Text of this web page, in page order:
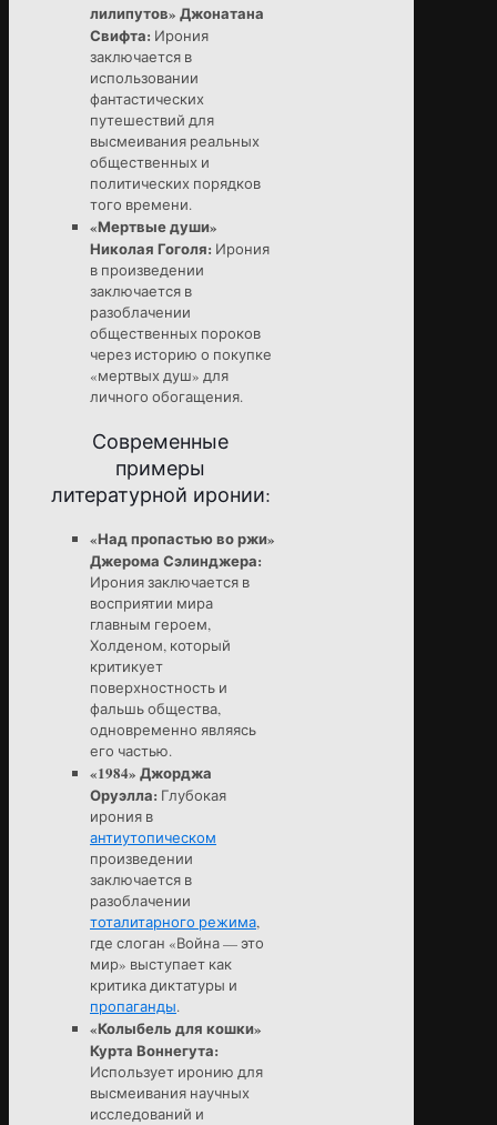
лилипутов» Джонатана
Свифта: Ирония
заключается в
использовании
фантастических
путешествий для
высмеивания реальных
общественных и
политических порядков
того времени.
«Мертвые души»
Николая Гоголя: Ирония
в произведении
заключается в
разоблачении
общественных пороков
через историю о покупке
«мертвых душ» для
личного обогащения.
Современные
примеры
литературной иронии:
«Над пропастью во ржи»
Джерома Сэлинджера:
Ирония заключается в
восприятии мира
главным героем,
Холденом, который
критикует
поверхностность и
фальшь общества,
одновременно являясь
его частью.
«1984» Джорджа
Оруэлла: Глубокая
ирония в
антиутопическом
произведении
заключается в
разоблачении
тоталитарного режима,
где слоган «Война — это
мир» выступает как
критика диктатуры и
пропаганды.
«Колыбель для кошки»
Курта Воннегута:
Использует иронию для
высмеивания научных
исследований и